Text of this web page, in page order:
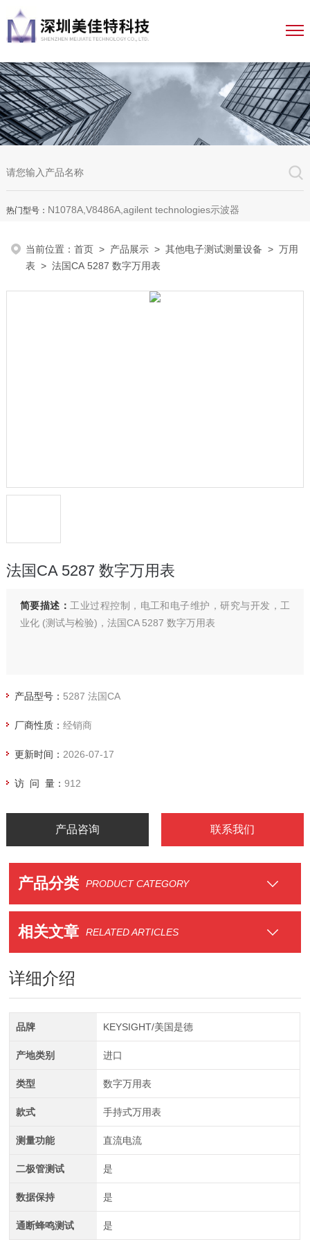
热门型号： N1078A,V8486A,agilent technologies示波器
当前位置：首页 > 产品展示 >其他电子测试测量设备 >万用
表 > 法国CA 5287 数字万用表
法国CA 5287 数字万用表
简要描述： 工业过程控制，电工和电子维护，研究与开发，工
业化 (测试与检验)，法国CA 5287 数字万用表
产品型号： 5287 法国CA
厂商性质： 经销商
更新时间： 2026-07-17
访 问 量： 912
产品咨询 联系我们
产品分类 PRODUCT CATEGORY
相关文章 RELATED ARTICLES
详细介绍
品牌 KEYSIGHT/美国是德
产地类别 进口
类型 数字万用表
款式 手持式万用表
测量功能 直流电流
二极管测试 是
数据保持 是
通断蜂鸣测试 是